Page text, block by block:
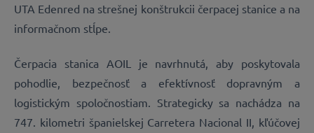
UTA Edenred na strešnej konštrukcii čerpacej stanice a na
informačnom stĺpe.
Čerpacia stanica AOIL je navrhnutá, aby poskytovala
pohodlie, bezpečnosť a efektívnosť dopravným a
logistickým spoločnostiam. Strategicky sa nachádza na
747. kilometri španielskej Carretera Nacional II, kľúčovej